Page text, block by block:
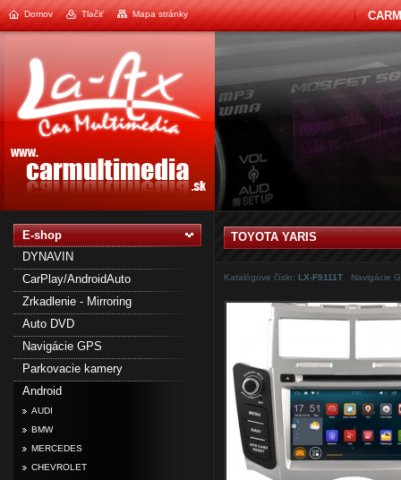
Domov Tlačiť Mapa stránky
E-shop
DYNAVIN
CarPlay/AndroidAuto
Zrkadlenie - Mirroring
Auto DVD
Navigácie GPS
Parkovacie kamery
Android
AUDI
BMW
MERCEDES
CHEVROLET
TOYOTA YARIS
Katalógove číslo: LX-F9111T Navigácie